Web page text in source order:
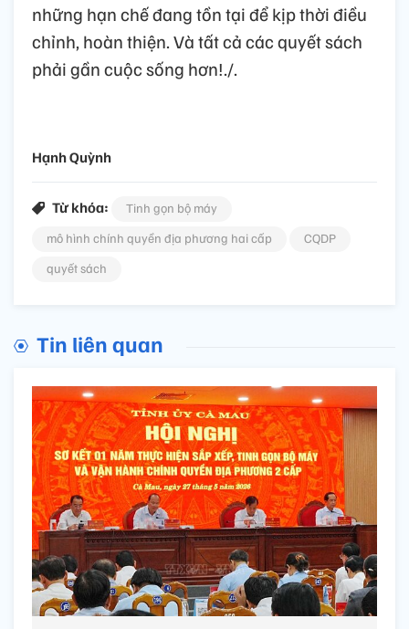
những hạn chế đang tồn tại để kịp thời điều
chỉnh, hoàn thiện. Và tất cả các quyết sách
phải gần cuộc sống hơn!./.
Hạnh Quỳnh
Từ khóa:
Tinh gọn bộ máy
mô hình chính quyền địa phương hai cấp
CQDP
quyết sách
Tin liên quan